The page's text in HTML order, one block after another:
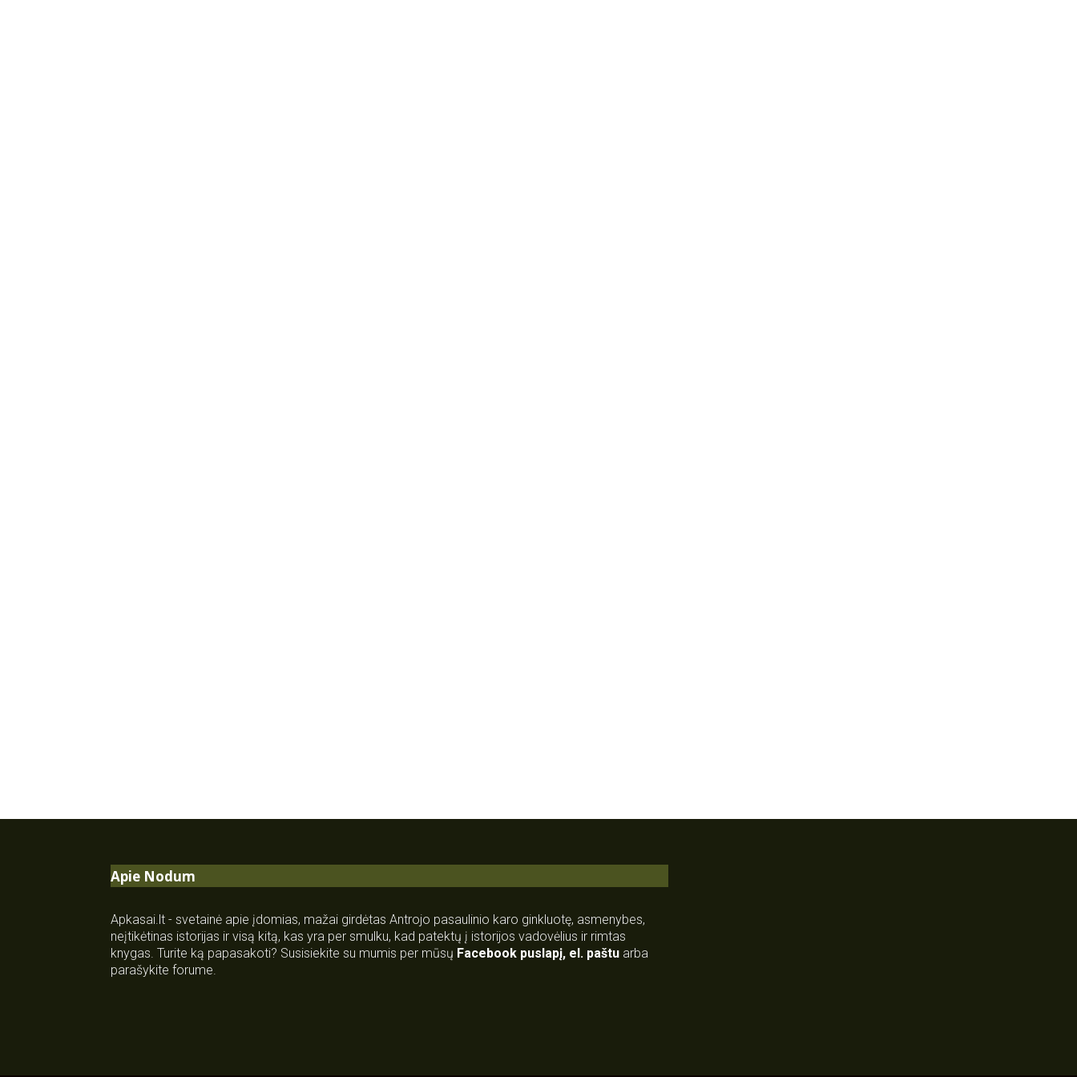
Apie Nodum
Apkasai.lt - svetainė apie įdomias, mažai girdėtas Antrojo pasaulinio karo ginkluotę, asmenybes,
neįtikėtinas istorijas ir visą kitą, kas yra per smulku, kad patektų į istorijos vadovėlius ir rimtas
knygas. Turite ką papasakoti? Susisiekite su mumis per mūsų Facebook puslapį, el. paštu arba
parašykite forume.